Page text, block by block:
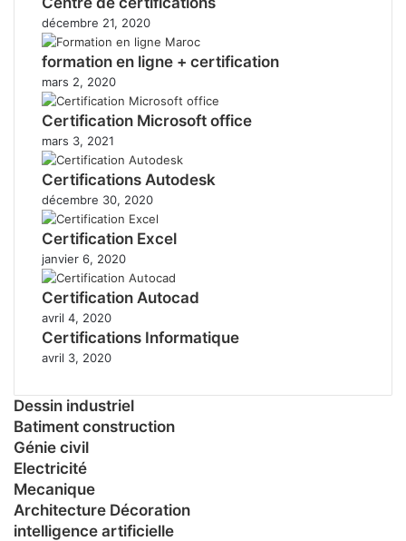
décembre 21, 2020
formation en ligne + certification
mars 2, 2020
Certification Microsoft office
mars 3, 2021
Certifications Autodesk
décembre 30, 2020
Certification Excel
janvier 6, 2020
Certification Autocad
avril 4, 2020
Certifications Informatique
avril 3, 2020
Dessin industriel
Batiment construction
Génie civil
Electricité
Mecanique
Architecture Décoration
intelligence artificielle